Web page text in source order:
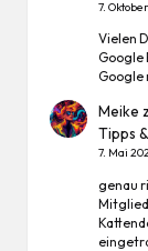
7.
Vielen
Google
Google
Meike
Tipps
7. Mai
genau